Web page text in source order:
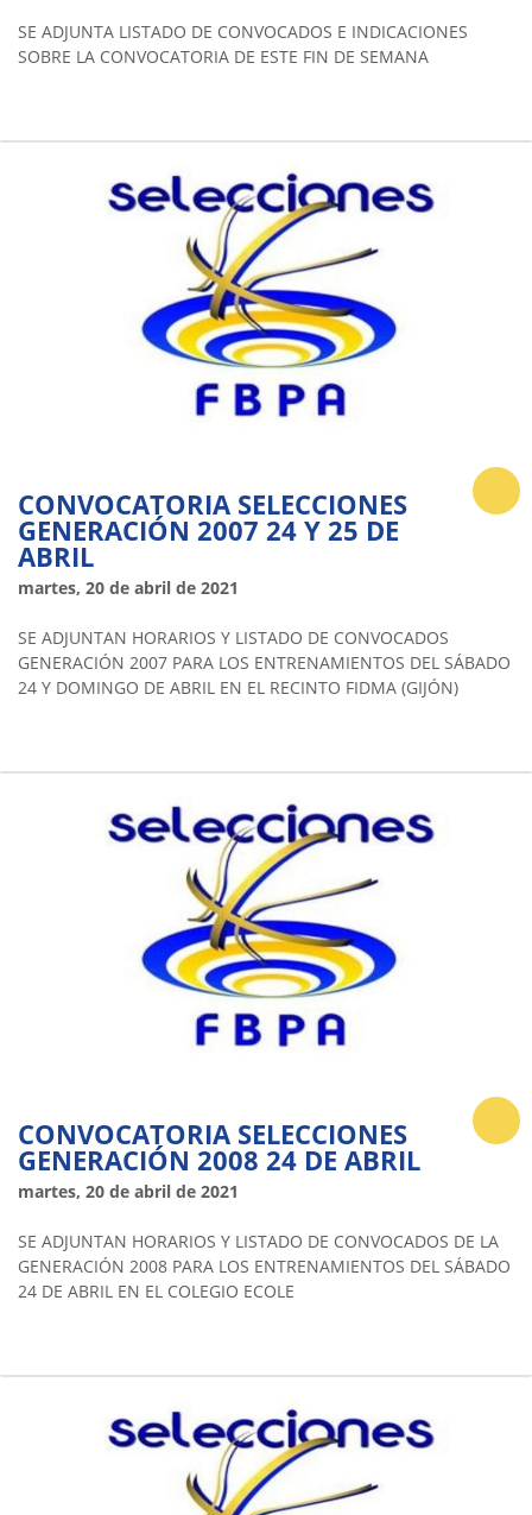
SE ADJUNTA LISTADO DE CONVOCADOS E INDICACIONES
SOBRE LA CONVOCATORIA DE ESTE FIN DE SEMANA
CONVOCATORIA SELECCIONES
GENERACIÓN 2007 24 Y 25 DE
ABRIL
martes, 20 de abril de 2021
SE ADJUNTAN HORARIOS Y LISTADO DE CONVOCADOS
GENERACIÓN 2007 PARA LOS ENTRENAMIENTOS DEL SÁBADO
24 Y DOMINGO DE ABRIL EN EL RECINTO FIDMA (GIJÓN)
CONVOCATORIA SELECCIONES
GENERACIÓN 2008 24 DE ABRIL
martes, 20 de abril de 2021
SE ADJUNTAN HORARIOS Y LISTADO DE CONVOCADOS DE LA
GENERACIÓN 2008 PARA LOS ENTRENAMIENTOS DEL SÁBADO
24 DE ABRIL EN EL COLEGIO ECOLE